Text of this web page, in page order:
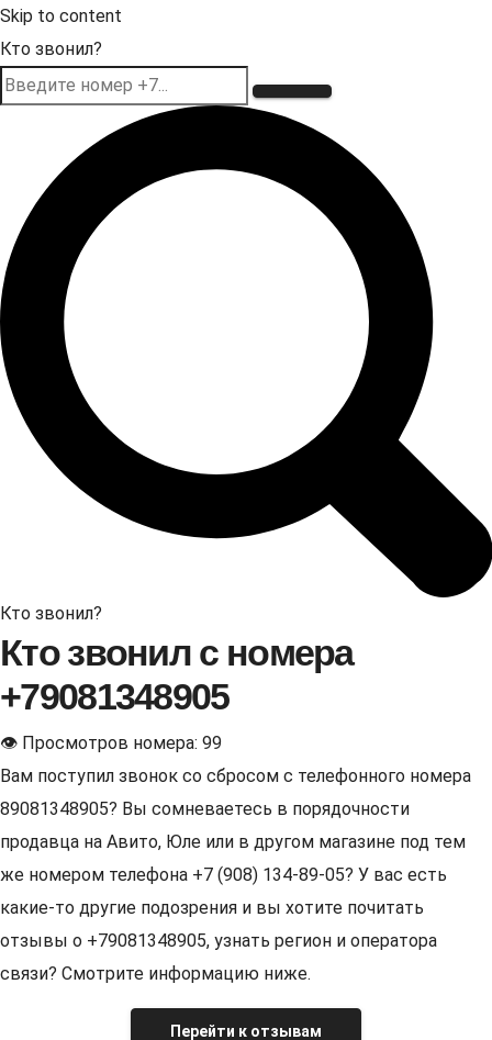
Skip to content
Кто звонил?
Кто звонил?
Кто звонил с номера
+79081348905
👁 Просмотров номера: 99
Вам поступил звонок со сбросом с телефонного номера
89081348905? Вы сомневаетесь в порядочности
продавца на Авито, Юле или в другом магазине под тем
же номером телефона +7 (908) 134-89-05? У вас есть
какие-то другие подозрения и вы хотите почитать
отзывы о +79081348905, узнать регион и оператора
связи? Смотрите информацию ниже.
Перейти к отзывам